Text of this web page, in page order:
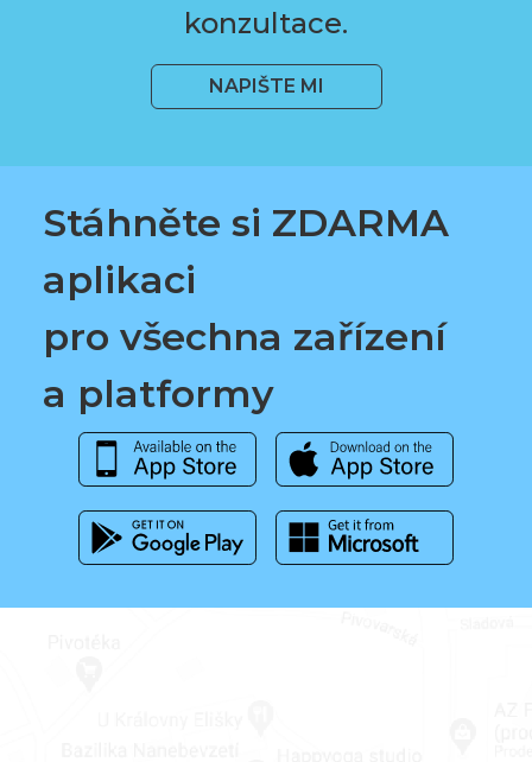
konzultace.
NAPIŠTE MI
Stáhněte si ZDARMA
aplikaci
pro všechna zařízení
a platformy